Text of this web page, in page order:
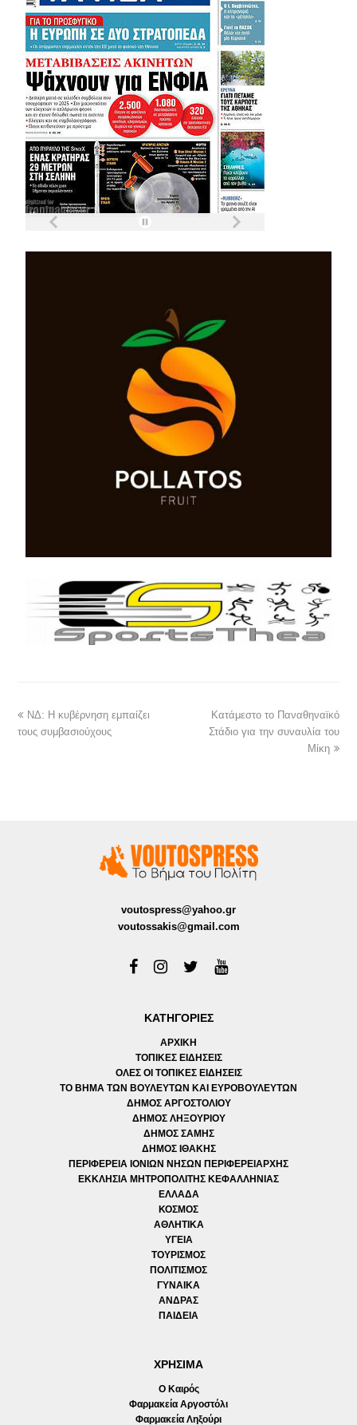
ΝΔ: Η κυβέρνηση εμπαίζει
τους συμβασιούχους
Κατάμεστο το Παναθηναϊκό
Στάδιο για την συναυλία του
Μίκη
voutospress@yahoo.gr
voutossakis@gmail.com
ΚΑΤΗΓΟΡΙΕΣ
ΑΡΧΙΚΗ
ΤΟΠΙΚΕΣ ΕΙΔΗΣΕΙΣ
ΟΛΕΣ ΟΙ ΤΟΠΙΚΕΣ ΕΙΔΗΣΕΙΣ
ΤΟ ΒΗΜΑ ΤΩΝ ΒΟΥΛΕΥΤΩΝ ΚΑΙ ΕΥΡΟΒΟΥΛΕΥΤΩΝ
ΔΗΜΟΣ ΑΡΓΟΣΤΟΛΙΟΥ
ΔΗΜΟΣ ΛΗΞΟΥΡΙΟΥ
ΔΗΜΟΣ ΣΑΜΗΣ
ΔΗΜΟΣ ΙΘΑΚΗΣ
ΠΕΡΙΦΕΡΕΙΑ ΙΟΝΙΩΝ ΝΗΣΩΝ ΠΕΡΙΦΕΡΕΙΑΡΧΗΣ
ΕΚΚΛΗΣΙΑ ΜΗΤΡΟΠΟΛΙΤΗΣ ΚΕΦΑΛΛΗΝΙΑΣ
ΕΛΛΑΔΑ
ΚΟΣΜΟΣ
ΑΘΛΗΤΙΚΑ
ΥΓΕΙΑ
ΤΟΥΡΙΣΜΟΣ
ΠΟΛΙΤΙΣΜΟΣ
ΓΥΝΑΙΚΑ
ΑΝΔΡΑΣ
ΠΑΙΔΕΙΑ
ΧΡΗΣΙΜΑ
Ο Καιρός
Φαρμακεία Αργοστόλι
Φαρμακεία Ληξούρι